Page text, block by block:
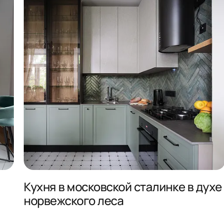
Кухня в московской сталинке в духе
норвежского леса